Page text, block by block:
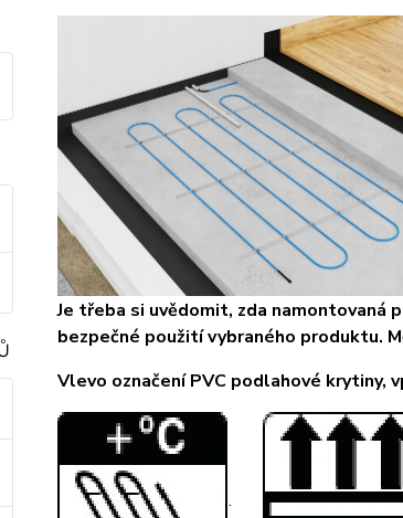
Je třeba si uvědomit, zda namontovaná
bezpečné použití vybraného produktu.
Vlevo označení PVC podlahové krytiny,
.